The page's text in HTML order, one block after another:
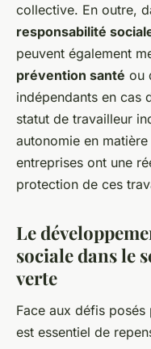
collective. En outre,
responsabilité
peuvent également
prévention santé ou
indépendants en cas
statut de travailleur
autonomie en
entreprises ont une
protection de ces
Le
sociale dans le
verte
Face aux défis
est essentiel de